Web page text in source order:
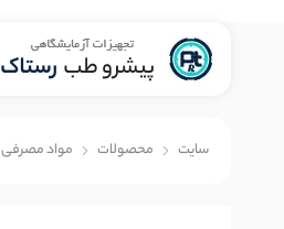
سايت محصولات مواد مصرفی